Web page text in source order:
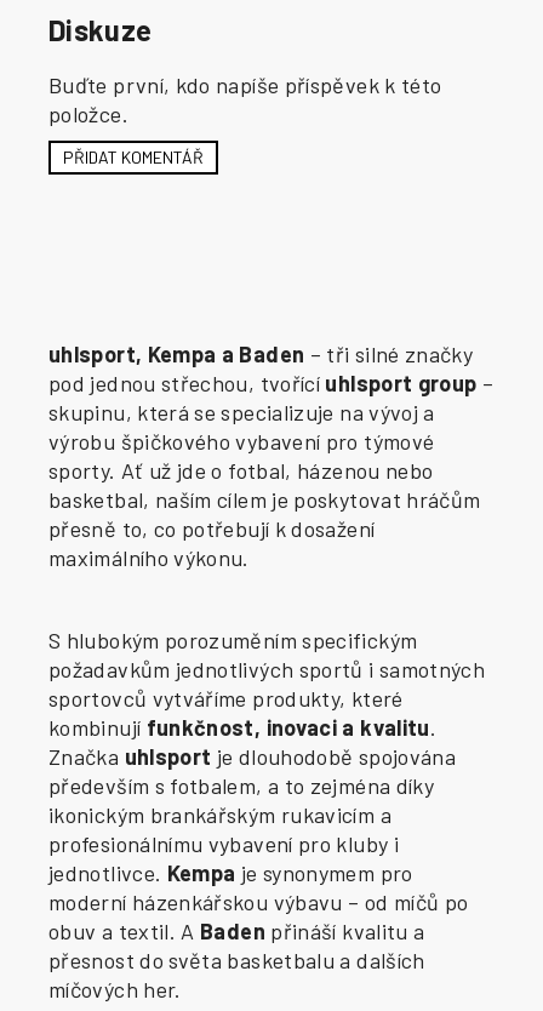
Diskuze
Buďte první, kdo napíše příspěvek k této
položce.
PŘIDAT KOMENTÁŘ
uhlsport, Kempa a Baden – tři silné značky
pod jednou střechou, tvořící uhlsport group –
skupinu, která se specializuje na vývoj a
výrobu špičkového vybavení pro týmové
sporty. Ať už jde o fotbal, házenou nebo
basketbal, naším cílem je poskytovat hráčům
přesně to, co potřebují k dosažení
maximálního výkonu.
S hlubokým porozuměním specifickým
požadavkům jednotlivých sportů i samotných
sportovců vytváříme produkty, které
kombinují funkčnost, inovaci a kvalitu.
Značka uhlsport je dlouhodobě spojována
především s fotbalem, a to zejména díky
ikonickým brankářským rukavicím a
profesionálnímu vybavení pro kluby i
jednotlivce. Kempa je synonymem pro
moderní házenkářskou výbavu – od míčů po
obuv a textil. A Baden přináší kvalitu a
přesnost do světa basketbalu a dalších
míčových her.